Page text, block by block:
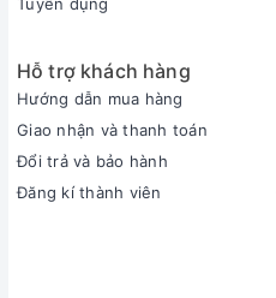
Tuyển dụng
Hỗ trợ khách hàng
Hướng dẫn mua hàng
Giao nhận và thanh toán
Đổi trả và bảo hành
Đăng kí thành viên